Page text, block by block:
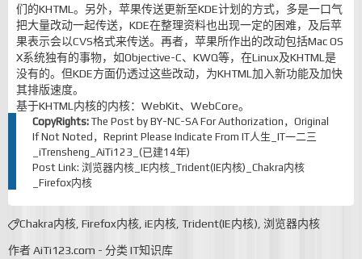
们的KHTML。另外，苹果传送更新至KDE计划的方式，多是一口气
把大量改动一起传送，KDE在整理资料也出现一定的困难，及后苹
果表示会以CVS格式来传送。再者，苹果所作出的改动包括Mac OS
X系统独有的事物，如Objective-C、KWQ等，在Linux及KHTML是
没有的。但KDE方面仍透过这些改动，为KHTML加入新功能及加快
其排版速度。
基于KHTML内核的内核：WebKit、WebCore。
CopyRights: The Post by BY-NC-SA For Authorization，Original
If Not Noted，Reprint Please Indicate From IT人生_IT一二三
_iTrensheng_AiTi123_(已建14年)
Post Link: 浏览器内核_IE内核_Trident(IE内核)_Chakra内核
_Firefox内核
Chakra内核 Firefox内核 iE内核 Trident(IE内核) 浏览器内核
作者AiTi123.com - 分类 IT知识库